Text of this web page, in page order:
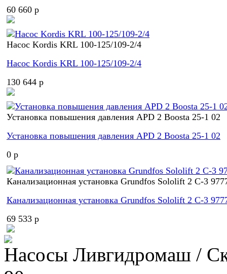
60 660 p
Насос Kordis KRL 100-125/109-2/4
Насос Kordis KRL 100-125/109-2/4
130 644 p
Установка повышения давления APD 2 Boosta 25-1 02
Установка повышения давления APD 2 Boosta 25-1 02
0 p
Канализационная установка Grundfos Sololift 2 C-3
Канализационная установка Grundfos Sololift 2 C-3
69 533 p
Насосы Ливгидромаш /